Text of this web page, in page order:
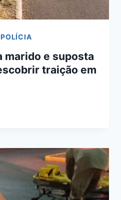
POLÍCIA
marido e suposta
traição em